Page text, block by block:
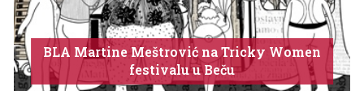
BLA Martine Meštrović na Tricky Women
festivalu u Beču